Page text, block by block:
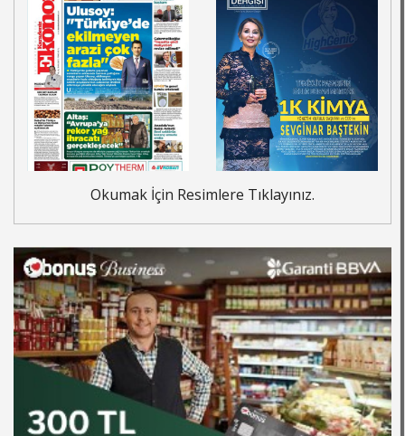
Okumak İçin Resimlere Tıklayınız.